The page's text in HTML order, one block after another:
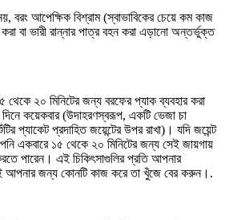
বরং আপেক্ষিক বিশ্রাম (স্বাভাবিকের চেয়ে কম কাজ
বা ভারী রান্নার পাত্র বহন করা এড়ানো অন্তর্ভুক্ত
থেকে ২০ মিনিটের জন্য বরফের প্যাক ব্যবহার করা
কয়েকবার (উদাহরণস্বরূপ, একটি ভেজা চা
প্যাকেট প্রদাহিত জয়েন্টের উপর রাখা)। যদি জয়েন্ট
একবারে ১৫ থেকে ২০ মিনিটের জন্য সেই জায়গায়
পারেন। এই চিকিৎসাগুলির প্রতি আপনার
আপনার জন্য কোনটি কাজ করে তা খুঁজে বের করুন।.